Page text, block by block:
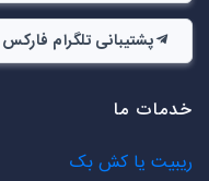
پشتیبانی تلگرام
خدمات ما
ریبیت یا کش بک